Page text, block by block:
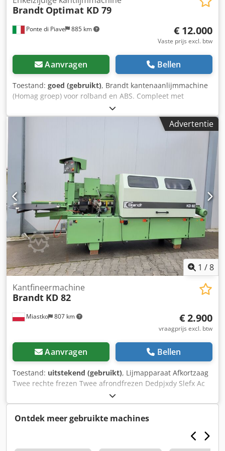
Ponte di Piave 885 km
Brandt Optimat KD 79
€ 12.000
Vaste prijs excl. btw
Aanvragen Bellen
Toestand: goed (gebruikt), Brandt kantenaanlijmmachine
(Homag groep) voor rolband en ABS. Compleet met
aanvoercorrectie en alle profileringseenheden met
afronders. Perfect werkend. Djdpfx Acjy N Ukij Njkr
Advertentie
1 /8
Miastko 807 km
Kantfineermachine
Brandt KD 82
€ 2.900
vraagprijs excl. btw
Aanvragen Bellen
Toestand: uitstekend (gebruikt), Lijmapparaat Afkortzaag
Twee rechte frezen Twee afrondfrezen Dedpjxdy Slefx Ac
Ontdek meer gebruikte machines